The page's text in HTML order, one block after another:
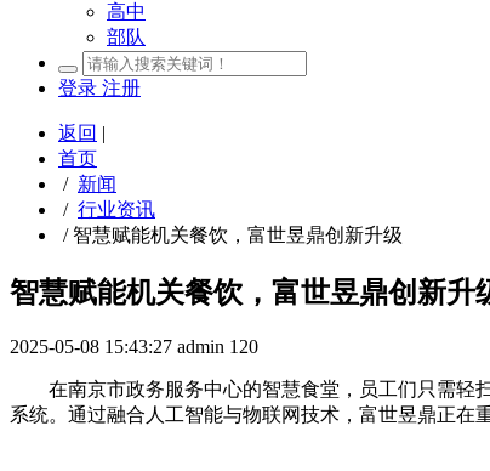
高中
部队
登录 注册
返回 |
首页
/ 新闻
/ 行业资讯
/ 智慧赋能机关餐饮，富世昱鼎创新升级
智慧赋能机关餐饮，富世昱鼎创新升
2025-05-08 15:43:27 admin 120
在南京市政务服务中心的智慧食堂，员工们只需轻
系统。通过融合人工智能与物联网技术，富世昱鼎正在